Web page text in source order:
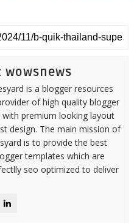
wowsnews
is a blogger resources
of high quality blogger
premium looking layout
design. The main mission of
is to provide the best
templates which are
seo optimized to deliver